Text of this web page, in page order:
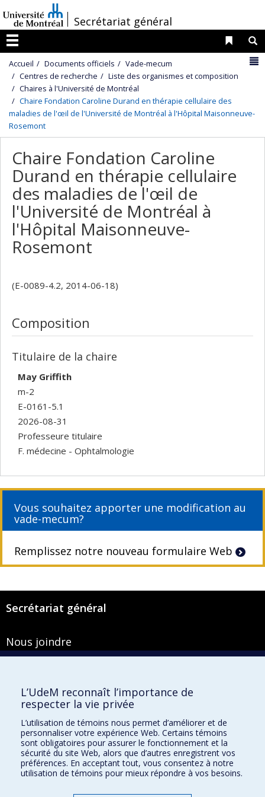
au
contenu
/
Secrétariat général
Menu
Liens
Accueil Documents officiels
Vade-mecum
Centres de recherche
Liste des organismes et composition
Chaires à l'Université de Montréal
Chaire Fondation Caroline Durand en thérapie cellulaire des
maladies de l'œil de l'Université de Montréal à l'Hôpital Maisonneuve-
Rosemont
Chaire Fondation Caroline
Durand en thérapie cellulaire
des maladies de l'œil de
l'Université de Montréal à
l'Hôpital Maisonneuve-
Rosemont
(E-0089-4.2, 2014-06-18)
Composition
Titulaire de la chaire
May Griffith
m-2
E-0161-5.1
2026-08-31
Professeure titulaire
F. médecine - Ophtalmologie
Vous souhaitez apporter une modification au
vade-mecum?
Remplissez notre nouveau formulaire Web
Secrétariat général
Nous joindre
Montréal (Québec) H3T 1J4
Courriel : secretariat-general@umontreal.ca
Admission
Plan du site
Accessibilité
L’UdeM reconnaît l’importance de
respecter la vie privée
L’utilisation de témoins nous permet d’améliorer et de
personnaliser votre expérience Web. Certains témoins
sont obligatoires pour assurer le fonctionnement et la
sécurité du site Web, alors que d’autres enregistrent vos
préférences. En acceptant tout, vous consentez à notre
utilisation de témoins pour mieux répondre à vos besoins.